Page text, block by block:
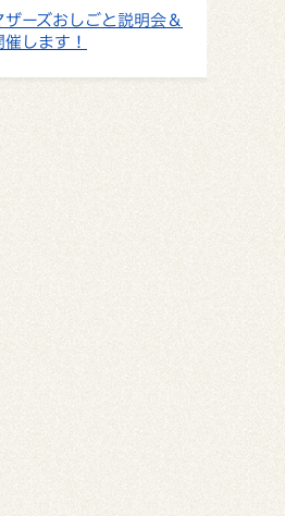
ザーズおしごと説明会＆
します！